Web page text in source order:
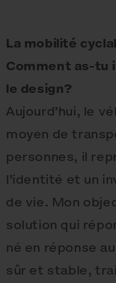
La mobilité
Comment as-tu
le design?
Aujourd’hui, le
moyen de
personnes, il
l’identité et un
de vie. Mon
solution qui
né en réponse
sûr et stable,